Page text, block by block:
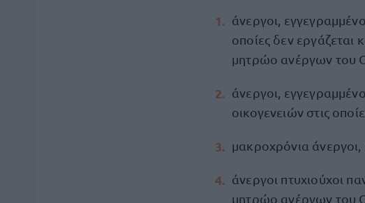
άνεργοι,
οποίες δεν εργάζεται
μητρώο ανέργων του
άνεργοι,
οικογενειών στις
μακροχρόνια
άνεργοι πτυχιούχοι
μητρώο ανέργων του